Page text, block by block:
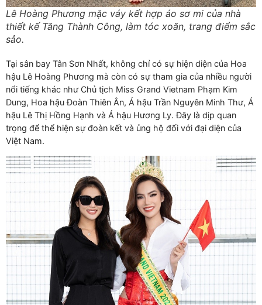
Lê Hoàng Phương mặc váy kết hợp áo sơ mi của nhà
thiết kế Tăng Thành Công, làm tóc xoăn, trang điểm sắc
sảo.
Tại sân bay Tân Sơn Nhất, không chỉ có sự hiện diện của Hoa
hậu Lê Hoàng Phương mà còn có sự tham gia của nhiều người
nổi tiếng khác như Chủ tịch Miss Grand Vietnam Phạm Kim
Dung, Hoa hậu Đoàn Thiên Ân, Á hậu Trần Nguyên Minh Thư, Á
hậu Lê Thị Hồng Hạnh và Á hậu Hương Ly. Đây là dịp quan
trọng để thể hiện sự đoàn kết và ủng hộ đối với đại diện của
Việt Nam.